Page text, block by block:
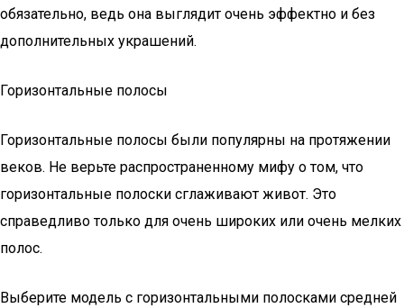
обязательно, ведь она выглядит очень эффектно и без
дополнительных украшений.
Горизонтальные полосы
Горизонтальные полосы были популярны на протяжении
веков. Не верьте распространенному мифу о том, что
горизонтальные полоски сглаживают живот. Это
справедливо только для очень широких или очень мелких
полос.
Выберите модель с горизонтальными полосками средней